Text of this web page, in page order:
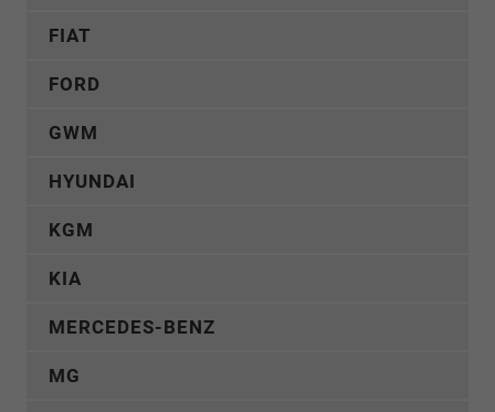
FIAT
FORD
GWM
HYUNDAI
KGM
KIA
MERCEDES-BENZ
MG